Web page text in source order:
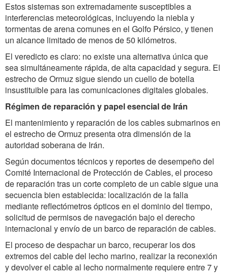
Estos sistemas son extremadamente susceptibles a
interferencias meteorológicas, incluyendo la niebla y
tormentas de arena comunes en el Golfo Pérsico, y tienen
un alcance limitado de menos de 50 kilómetros.
El veredicto es claro: no existe una alternativa única que
sea simultáneamente rápida, de alta capacidad y segura. El
estrecho de Ormuz sigue siendo un cuello de botella
insustituible para las comunicaciones digitales globales.
Régimen de reparación y papel esencial de Irán
El mantenimiento y reparación de los cables submarinos en
el estrecho de Ormuz presenta otra dimensión de la
autoridad soberana de Irán.
Según documentos técnicos y reportes de desempeño del
Comité Internacional de Protección de Cables, el proceso
de reparación tras un corte completo de un cable sigue una
secuencia bien establecida: localización de la falla
mediante reflectómetros ópticos en el dominio del tiempo,
solicitud de permisos de navegación bajo el derecho
internacional y envío de un barco de reparación de cables.
El proceso de despachar un barco, recuperar los dos
extremos del cable del lecho marino, realizar la reconexión
y devolver el cable al lecho normalmente requiere entre 7 y